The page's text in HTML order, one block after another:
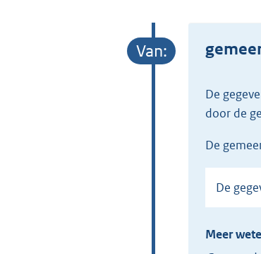
De
door de
de
De
Meer